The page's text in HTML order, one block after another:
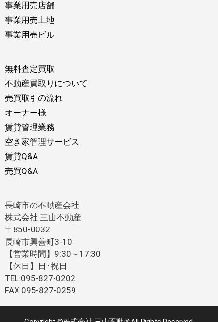
事業用売店舗
事業用売土地
事業用売ビル
無料査定買取
不動産買取りについて
売買取引の流れ
オーナー様
賃貸管理業務
空き家管理サービス
賃貸Q&A
売買Q&A
長崎市の不動産会社
株式会社 三山不動産
〒850-0032
長崎市興善町3-10
【営業時間】9:30～17:30
【休日】日･祝日
TEL:095-827-0202
FAX:095-827-0259